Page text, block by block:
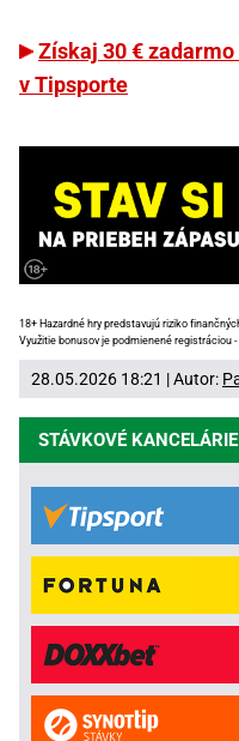
Získaj 30 €
v Tipsporte
18+ Hazardné hry predstavujú riziko
Využitie bonusov je podmienené registráciou -
28.05.2026 18:21 | Autor:
STÁVKOVÉ KANCELÁRIE